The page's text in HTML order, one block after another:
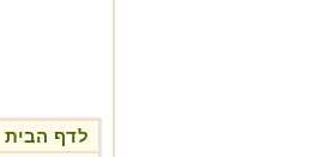
לדף הבית